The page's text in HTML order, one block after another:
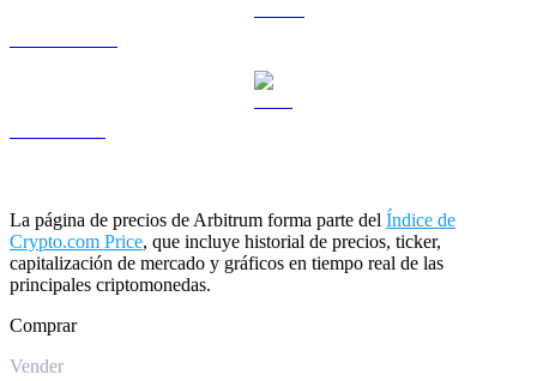
La página de precios de Arbitrum forma parte del Índice de
Crypto.com Price, que incluye historial de precios, ticker,
capitalización de mercado y gráficos en tiempo real de las
principales criptomonedas.
Comprar
Vender